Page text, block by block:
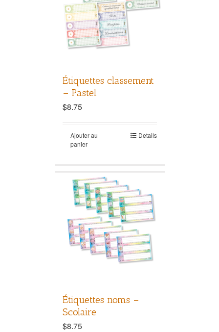
Étiquettes classement
– Pastel
$8.75
Ajouter au
panier
Details
Étiquettes noms –
Scolaire
$8.75